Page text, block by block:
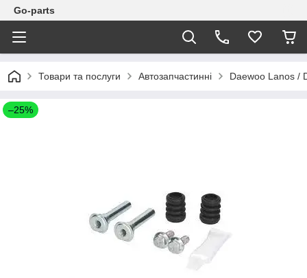
Go-parts
Товари та послуги Автозапчастинні Daewoo Lanos /
–25%